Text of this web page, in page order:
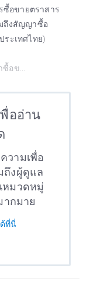
ซื้อขายตราสาร
ถึงสัญญาซื้อ
ะเทศไทย)
อข...
ออ่าน
วามเพื่อ
ถึงผู้ดูแล
หมวดหมู่
กมาย
ที่นี่